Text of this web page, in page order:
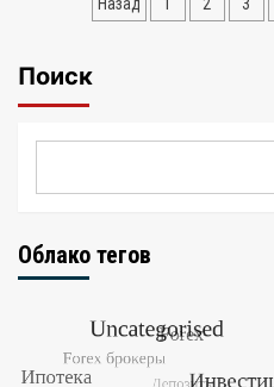
Поиск
Облако тегов